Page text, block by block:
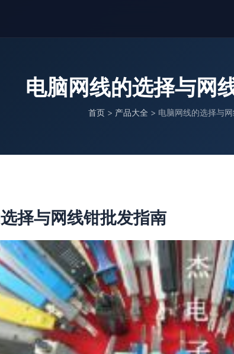
电脑网线的选择与网
首页 > 产品大全 > 电脑网线的选择与
择与网线钳批发指南